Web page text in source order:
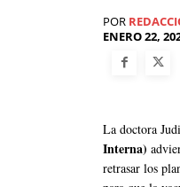
POR
ENERO 22,
La doctora
Interna)
retrasar los